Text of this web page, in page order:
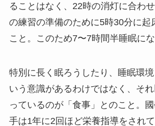
ることはなく、22時の消灯に合わ
の練習の準備のために5時30分に起
こと。このため7〜7時間半睡眠にな
特別に長く眠ろうしたり、睡眠環
いう意識があるわけではなく、そ
っているのが「食事」とのこと。
手は1年に2回ほど栄養指導をされ